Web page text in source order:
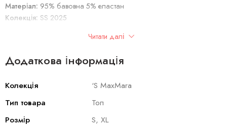
Матеріал: 95% бавовна 5% еластан
Колекція: SS 2025
Читати далі
Додаткова інформація
Колекція
‘S MaxMara
Тип товара
Топ
Розмір
S, XL